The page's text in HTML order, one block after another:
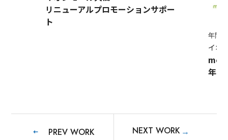
リニューアルプロモーションサポー
ト
年間
イオ
年間
PREV WORK NEXT WORK →